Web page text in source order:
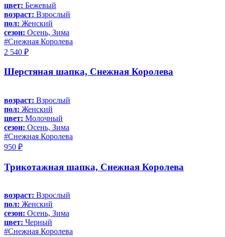
цвет: Бежевый
возраст: Взрослый
пол: Женский
сезон: Осень, Зима
#Снежная Королева
2 540 ₽
Шерстяная шапка, Снежная Королева
возраст: Взрослый
пол: Женский
цвет: Молочный
сезон: Осень, Зима
#Снежная Королева
950 ₽
Трикотажная шапка, Снежная Королева
возраст: Взрослый
пол: Женский
сезон: Осень, Зима
цвет: Черный
#Снежная Королева